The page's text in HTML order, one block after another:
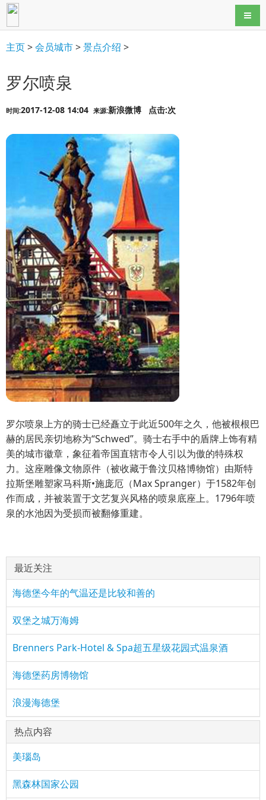
导航
主页>会员城市>景点介绍 >
罗尔喷泉
时间:2017-12-08 14:04 来源:新浪微博 点击:次
罗尔喷泉上方的骑士已经矗立于此近500年之久，他被根根巴
赫的居民亲切地称为“Schwed”。骑士右手中的盾牌上饰有精
美的城市徽章，象征着帝国直辖市令人引以为傲的特殊权
力。这座雕像文物原件（被收藏于鲁汶贝格博物馆）由斯特
拉斯堡雕塑家马科斯•施庞厄（Max Spranger）于1582年创
作而成，并被装置于文艺复兴风格的喷泉底座上。1796年喷
泉的水池因为受损而被翻修重建。
最近关注
海德堡今年的气温还是比较和善的
双堡之城万海姆
Brenners Park-Hotel & Spa超五星级花园式温泉酒
海德堡药房博物馆
浪漫海德堡
热点内容
美瑙岛
黑森林国家公园